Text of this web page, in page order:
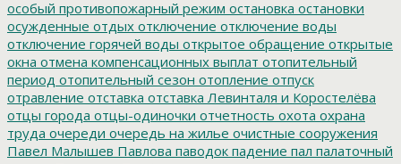
особый противопожарный режим остановка остановки
осужденные отдых отключение отключение воды
отключение горячей воды открытое обращение открытые
окна отмена компенсационных выплат отопительный
период отопительный сезон отопление отпуск
отравление отставка отставка Левинталя и Коростелёва
отцы города отцы-одиночки отчетность охота охрана
труда очереди очередь на жилье очистные сооружения
Павел Малышев Павлова паводок падение пал палаточный